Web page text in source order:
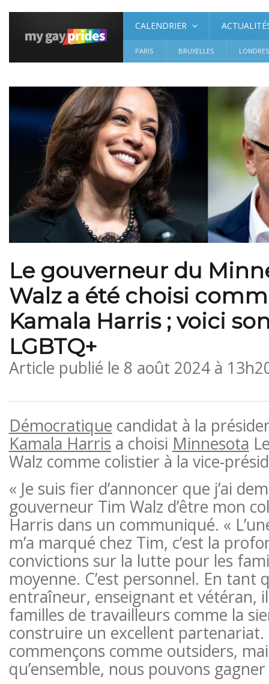
CALENDRIER
PARIS BRUXELLES LONDRES
Le gouverneur du
Walz a été choisi
Kamala Harris ; voici
LGBTQ+
Article publié le 8 août 2024 à
Démocratique candidat à la
Kamala Harrisa choisi Minnesota
Walz comme colistier à la vice-
« Je suis fier d’annoncer que j’ai
gouverneur Tim Walz d’être mon
Harris dans un communiqué. «
m’a marqué chez Tim, c’est la
convictions sur la lutte pour les
moyenne. C’est personnel. En tant
entraîneur, enseignant et vétéran,
familles de travailleurs comme la
construire un excellent partenariat.
commençons comme outsiders,
qu’ensemble, nous pouvons